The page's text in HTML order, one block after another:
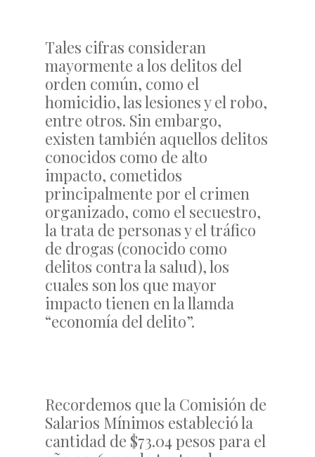
Tales cifras consideran
mayormente a los delitos del
orden común, como el
homicidio, las lesiones y el robo,
entre otros. Sin embargo,
existen también aquellos delitos
conocidos como de alto
impacto, cometidos
principalmente por el crimen
organizado, como el secuestro,
la trata de personas y el tráfico
de drogas (conocido como
delitos contra la salud), los
cuales son los que mayor
impacto tienen en la llamda
“economía del delito”.
Recordemos que la Comisión de
Salarios Mínimos estableció la
cantidad de $73.04 pesos para el